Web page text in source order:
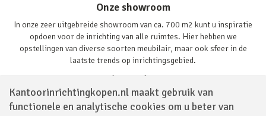
Kantoorinrichtingkopen.nl maakt gebruik van
functionele en analytische cookies om u beter van
Onze showroom
In onze zeer uitgebreide showroom van ca. 700 m2 kunt u inspiratie
opdoen voor de inrichting van alle ruimtes. Hier hebben we
opstellingen van diverse soorten meubilair, maar ook sfeer in de
laatste trends op inrichtingsgebied.
Lees verder